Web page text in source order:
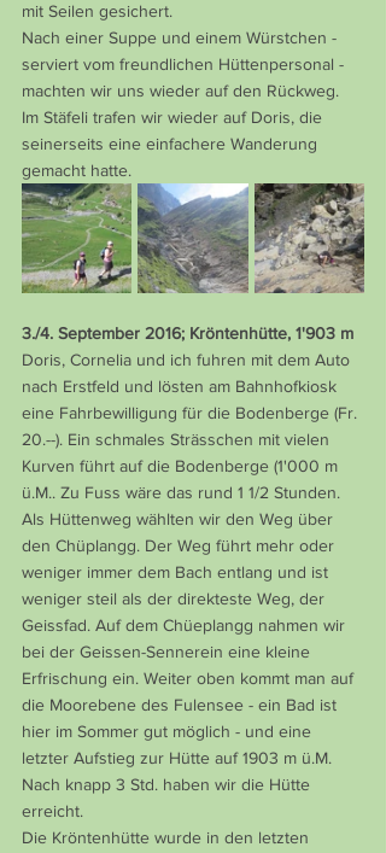
mit Seilen gesichert.
Nach einer Suppe und einem Würstchen -
serviert vom freundlichen Hüttenpersonal -
machten wir uns wieder auf den Rückweg.
Im Stäfeli trafen wir wieder auf Doris, die
seinerseits eine einfachere Wanderung
gemacht hatte.
3./4. September 2016; Kröntenhütte, 1'903 m
Doris, Cornelia und ich fuhren mit dem Auto
nach Erstfeld und lösten am Bahnhofkiosk
eine Fahrbewilligung für die Bodenberge (Fr.
20.--). Ein schmales Strässchen mit vielen
Kurven führt auf die Bodenberge (1'000 m
ü.M.. Zu Fuss wäre das rund 1 1/2 Stunden.
Als Hüttenweg wählten wir den Weg über
den Chüplangg. Der Weg führt mehr oder
weniger immer dem Bach entlang und ist
weniger steil als der direkteste Weg, der
Geissfad. Auf dem Chüeplangg nahmen wir
bei der Geissen-Sennerein eine kleine
Erfrischung ein. Weiter oben kommt man auf
die Moorebene des Fulensee - ein Bad ist
hier im Sommer gut möglich - und eine
letzter Aufstieg zur Hütte auf 1903 m ü.M.
Nach knapp 3 Std. haben wir die Hütte
erreicht.
Die Kröntenhütte wurde in den letzten